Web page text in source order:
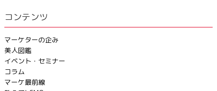
コンテンツ
マーケターの企み
美人図鑑
イベント・セミナー
コラム
マーケ最前線